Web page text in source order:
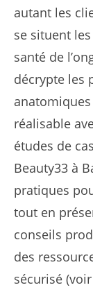
autant les
se situent
santé de
décrypte les
réalisable
études de
Beauty33 à
pratiques
tout en
conseils
des
sécurisé